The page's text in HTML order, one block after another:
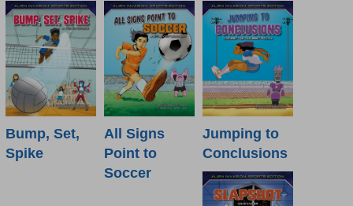
Bump, Set,
Spike
All Signs
Point to
Soccer
Jumping to
Conclusions